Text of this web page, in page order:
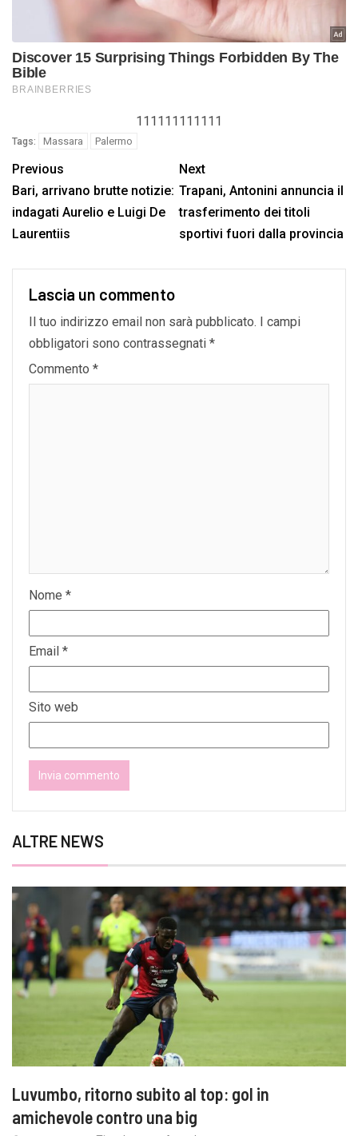
111111111111
Tags: Massara Palermo
Previous
Bari, arrivano brutte notizie:
indagati Aurelio e Luigi De
Laurentiis
Next
Trapani, Antonini annuncia il
trasferimento dei titoli
sportivi fuori dalla provincia
Lascia un commento
Il tuo indirizzo email non sarà pubblicato. I campi
obbligatori sono contrassegnati *
Commento *
Nome *
Email *
Sito web
ALTRE NEWS
Luvumbo, ritorno subito al top: gol in
amichevole contro una big